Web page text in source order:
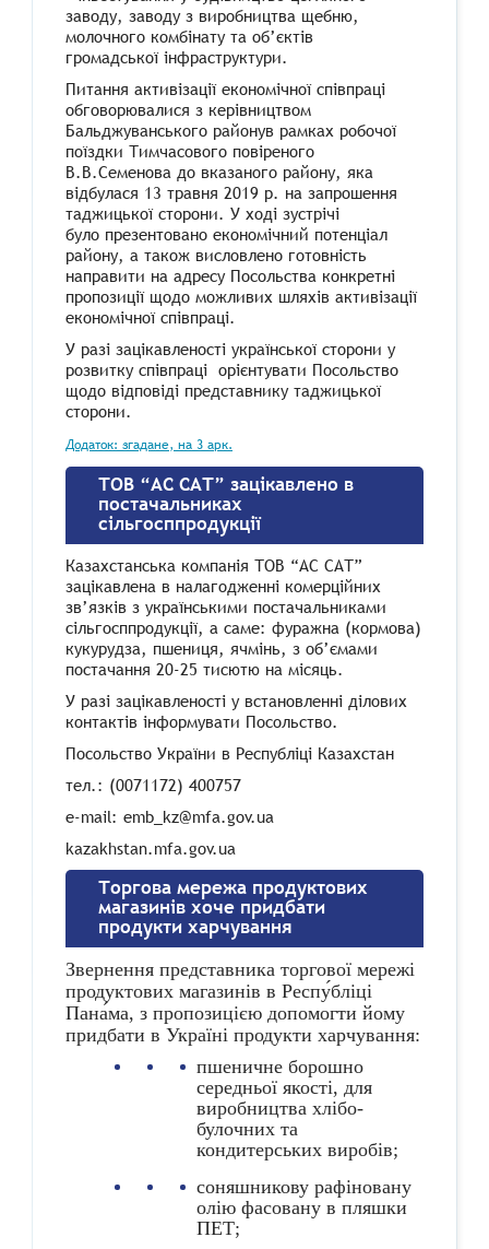
заводу, заводу з виробництва щебню,
молочного комбінату та об’єктів
громадської інфраструктури.
Питання активізації економічної співпраці
обговорювалися з керівництвом
Бальджуванського районув рамках робочої
поїздки Тимчасового повіреного
В.В.Семенова до вказаного району, яка
відбулася 13 травня 2019 р. на запрошення
таджицької сторони. У ході зустрічі
було презентовано економічний потенціал
району, а також висловлено готовність
направити на адресу Посольства конкретні
пропозиції щодо можливих шляхів активізації
економічної співпраці.
У разі зацікавленості української сторони у
розвитку співпраці орієнтувати Посольство
щодо відповіді представнику таджицької
сторони.
Додаток: згадане, на 3 арк.
ТОВ “АС САТ” зацікавлено в
постачальниках
сільгосппродукції
Казахстанська компанія ТОВ “АС САТ”
зацікавлена в налагодженні комерційних
зв’язків з українськими постачальниками
сільгосппродукції, а саме: фуражна (кормова)
кукурудза, пшениця, ячмінь, з об’ємами
постачання 20-25 тисютю на місяць.
У разі зацікавленості у встановленні ділових
контактів інформувати Посольство.
Посольство України в Республіці Казахстан
тел.: (0071172) 400757
e-mail: emb_kz@mfa.gov.ua
kazakhstan.mfa.gov.ua
Торгова мережа продуктових
магазинів хоче придбати
продукти харчування
Звернення представника торгової мережі
продуктових магазинів в Респу́бліці
Пана́ма, з пропозицією допомогти йому
придбати в Україні продукти харчування:
пшеничне борошно
середньої якості, для
виробництва хлібо-
булочних та
кондитерських виробів;
соняшникову рафіновану
олію фасовану в пляшки
ПЕТ;